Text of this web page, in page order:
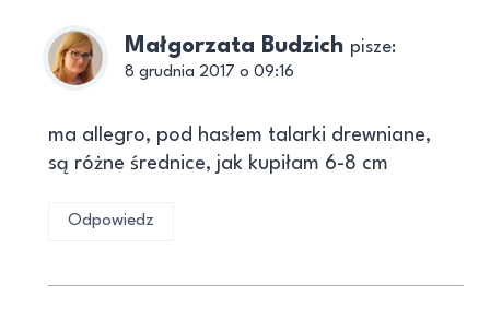
Małgorzata Budzich pisze:
8 grudnia 2017 o 09:16
ma allegro, pod hasłem talarki drewniane,
są różne średnice, jak kupiłam 6-8 cm
Odpowiedz